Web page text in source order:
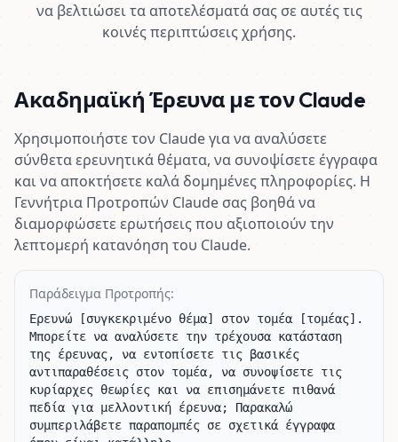
να βελτιώσει τα αποτελέσματά σας σε αυτές τις
κοινές περιπτώσεις χρήσης.
Ακαδημαϊκή Έρευνα με τον Claude
Χρησιμοποιήστε τον Claude για να αναλύσετε
σύνθετα ερευνητικά θέματα, να συνοψίσετε έγγραφα
και να αποκτήσετε καλά δομημένες πληροφορίες. Η
Γεννήτρια Προτροπών Claude σας βοηθά να
διαμορφώσετε ερωτήσεις που αξιοποιούν την
λεπτομερή κατανόηση του Claude.
Παράδειγμα Προτροπής:
Ερευνώ [συγκεκριμένο θέμα] στον τομέα [τομέας].
Μπορείτε να αναλύσετε την τρέχουσα κατάσταση
της έρευνας, να εντοπίσετε τις βασικές
αντιπαραθέσεις στον τομέα, να συνοψίσετε τις
κυρίαρχες θεωρίες και να επισημάνετε πιθανά
πεδία για μελλοντική έρευνα; Παρακαλώ
συμπεριλάβετε παραπομπές σε σχετικά έγγραφα